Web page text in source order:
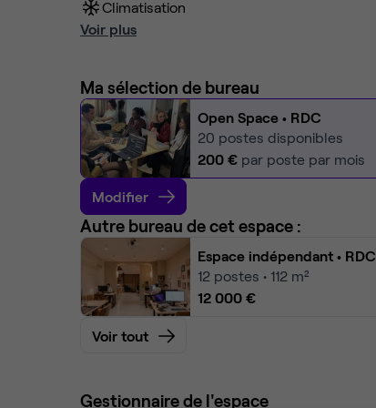
Climatisation
Voir plus
Ma sélection de bureau
Open Space • RDC
20 postes disponibles
200 € par poste par mois
Modifier
Autre bureau de cet espace :
Espace indépendant • RDC
12 postes • 112 m²
12 000 €
Voir tout
Gestionnaire de l'espace